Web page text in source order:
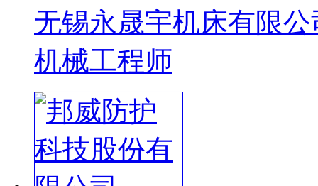
无锡永晟宇机床有限公
机械工程师